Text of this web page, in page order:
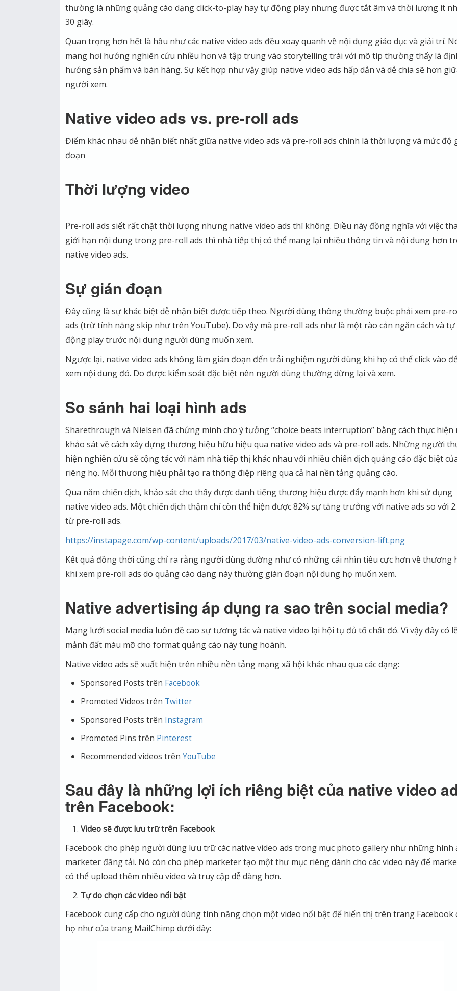
thường là những quảng cáo dạng click-to-play hay tự động play nhưng được tắt âm và thời lượng ít
30 giây.
Quan trọng hơn hết là hầu như các native video ads đều xoay quanh về nội dụng giáo dục và giải trí.
mang hơi hướng nghiên cứu nhiều hơn và tập trung vào storytelling trái với mô típ thường thấy là
hướng sản phẩm và bán hàng. Sự kết hợp như vậy giúp native video ads hấp dẫn và dễ chia sẽ hơn
người xem.
Native video ads vs. pre-roll ads
Điểm khác nhau dễ nhận biết nhất giữa native video ads và pre-roll ads chính là thời lượng và mức độ
đoạn
Thời lượng video
Pre-roll ads siết rất chặt thời lượng nhưng native video ads thì không. Điều này đồng nghĩa với việc
giới hạn nội dung trong pre-roll ads thì nhà tiếp thị có thể mang lại nhiều thông tin và nội dung hơn
native video ads.
Sự gián đoạn
Đây cũng là sự khác biệt dễ nhận biết được tiếp theo. Người dùng thông thường buộc phải xem pre-
ads (trừ tính năng skip như trên YouTube). Do vậy mà pre-roll ads như là một rào cản ngăn cách và tự
động play trước nội dung người dùng muốn xem.
Ngược lại, native video ads không làm gián đoạn đến trải nghiệm người dùng khi họ có thể click vào
xem nội dung đó. Do được kiểm soát đặc biệt nên người dùng thường dừng lại và xem.
So sánh hai loại hình ads
Sharethrough và Nielsen đã chứng minh cho ý tưởng “choice beats interruption” bằng cách thực hiện
khảo sát về cách xây dựng thương hiệu hữu hiệu qua native video ads và pre-roll ads. Những người
hiện nghiên cứu sẽ cộng tác với năm nhà tiếp thị khác nhau với nhiều chiến dịch quảng cáo đặc biệt
riêng họ. Mỗi thương hiệu phải tạo ra thông điệp riêng qua cả hai nền tảng quảng cáo.
Qua năm chiến dịch, khảo sát cho thấy được danh tiếng thương hiệu được đẩy mạnh hơn khi sử dụng
native video ads. Một chiến dịch thậm chí còn thể hiện được 82% sự tăng trưởng với native ads so với
từ pre-roll ads.
https://instapage.com/wp-content/uploads/2017/03/native-video-ads-conversion-lift.png
Kết quả đồng thời cũng chỉ ra rằng người dùng dường như có những cái nhìn tiêu cực hơn về thương
khi xem pre-roll ads do quảng cáo dạng này thường gián đoạn nội dung họ muốn xem.
Native advertising áp dụng ra sao trên social media?
Mạng lưới social media luôn đề cao sự tương tác và native video lại hội tụ đủ tố chất đó. Vì vậy đây có
mảnh đất màu mỡ cho format quảng cáo này tung hoành.
Native video ads sẽ xuất hiện trên nhiều nền tảng mạng xã hội khác nhau qua các dạng:
Sponsored Posts trên Facebook
Promoted Videos trên Twitter
Sponsored Posts trên Instagram
Promoted Pins trên Pinterest
Recommended videos trên YouTube
Sau đây là những lợi ích riêng biệt của native video
trên Facebook:
Video sẽ được lưu trữ trên Facebook
Facebook cho phép người dùng lưu trữ các native video ads trong mục photo gallery như những hình
marketer đăng tải. Nó còn cho phép marketer tạo một thư mục riêng dành cho các video này để
có thể upload thêm nhiều video và truy cập dễ dàng hơn.
Tự do chọn các video nổi bật
Facebook cung cấp cho người dùng tính năng chọn một video nổi bật để hiển thị trên trang Facebook
họ như của trang MailChimp dưới dây: